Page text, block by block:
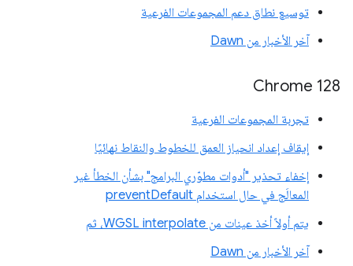
توسيع نطاق دعم المجموعات الفرعية
آخر الأخبار من Dawn
‫Chrome 128
تجربة المجموعات الفرعية
إيقاف إعداد انحياز العمق للخطوط والنقاط نهائيًا
إخفاء تحذير "أدوات مطوّري البرامج" بشأن الخطأ غير
المعالَج في حال استخدام preventDefault
يتم أولاً أخذ عينات من WGSL interpolate، ثم
آخر الأخبار من Dawn